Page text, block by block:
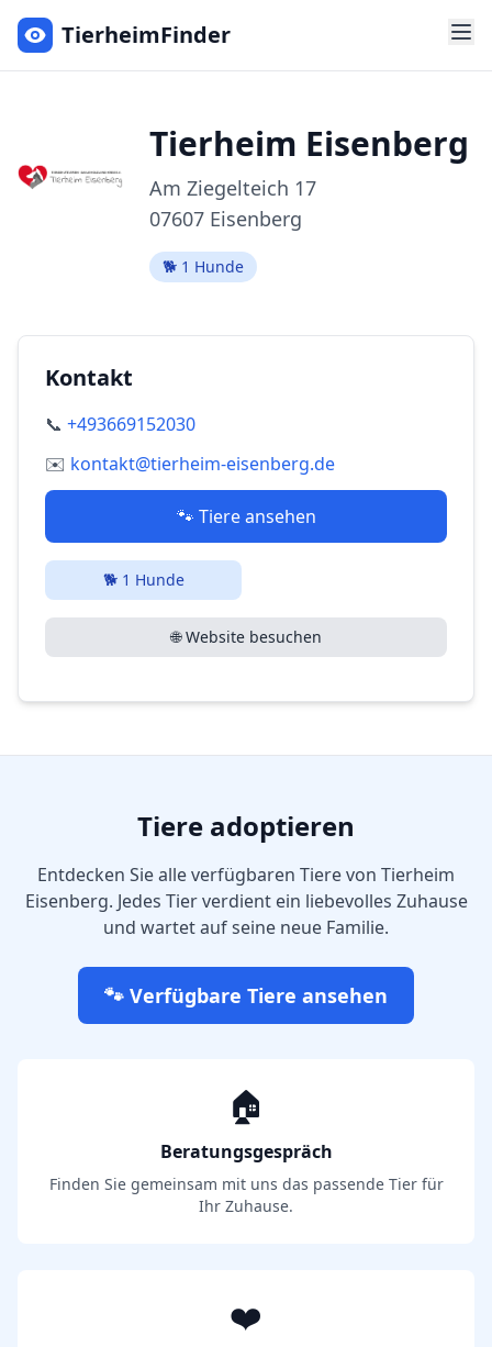
TierheimFinder
Tierheim Eisenberg
Am Ziegelteich 17
07607 Eisenberg
🐕 1 Hunde
Kontakt
📞 +493669152030
✉️ kontakt@tierheim-eisenberg.de
🐾 Tiere ansehen
🐕 1 Hunde
🌐 Website besuchen
Tiere adoptieren
Entdecken Sie alle verfügbaren Tiere von Tierheim
Eisenberg. Jedes Tier verdient ein liebevolles Zuhause
und wartet auf seine neue Familie.
🐾 Verfügbare Tiere ansehen
🏠
Beratungsgespräch
Finden Sie gemeinsam mit uns das passende Tier für
Ihr Zuhause.
❤️